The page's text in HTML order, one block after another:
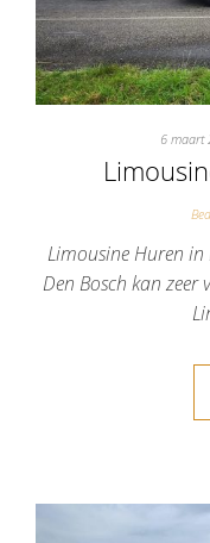
6 maart
Limousine Huren
Den Bosch kan